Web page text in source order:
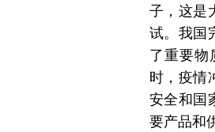
子，这是
试。我国
了重要物
时，疫情
安全和国
要产品和